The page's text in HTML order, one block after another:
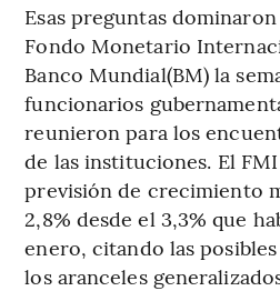
Esas preguntas
Fondo Monetario
Banco Mundial(BM) la
funcionarios
reunieron para los
de las instituciones. El
previsión de crecimiento
2,8% desde el 3,3% que
enero, citando las
los aranceles